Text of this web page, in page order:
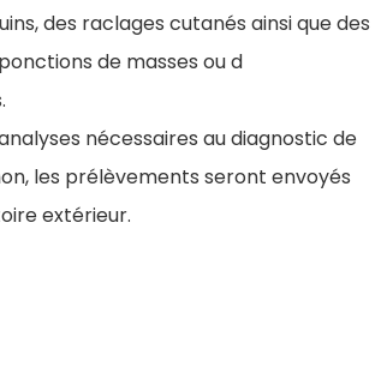
des raclages cutanés ainsi que des
de masses ou d
nécessaires au diagnostic de
les prélèvements seront envoyés
extérieur.